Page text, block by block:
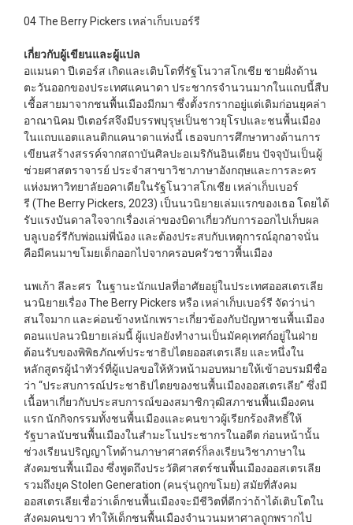
04 The Berry Pickers เหล่าเก็บเบอร์รี
เกี่ยวกับผู้เขียนและผู้แปล
อแมนดา ปีเตอร์ส เกิดและเติบโตที่รัฐโนวาสโกเชีย ชายฝั่งด้าน
ตะวันออกของประเทศแคนาดา ประชากรจำนวนมากในแถบนี้สืบ
เชื้อสายมาจากชนพื้นเมืองมีกมา ซึ่งตั้งรกรากอยู่แต่เดิมก่อนยุคล่า
อาณานิคม ปีเตอร์สจึงมีบรรพบุรุษเป็นชาวยุโรปและชนพื้นเมือง
ในแถบแอตแลนติกแคนาดาแห่งนี้ เธอจบการศึกษาทางด้านการ
เขียนสร้างสรรค์จากสถาบันศิลปะอเมริกันอินเดียน ปัจจุบันเป็นผู้
ช่วยศาสตราจารย์ ประจำสาขาวิชาภาษาอังกฤษและการละคร
แห่งมหาวิทยาลัยอคาเดียในรัฐโนวาสโกเชีย เหล่าเก็บเบอร์
รี (The Berry Pickers, 2023) เป็นนวนิยายเล่มแรกของเธอ โดยได้
รับแรงบันดาลใจจากเรื่องเล่าของบิดาเกี่ยวกับการออกไปเก็บผล
บลูเบอร์รีกับพ่อแม่พี่น้อง และต้องประสบกับเหตุการณ์อุกอาจนั่น
คือมีคนมาขโมยเด็กออกไปจากครอบครัวชาวพื้นเมือง
นพเก้า ลีละศร ในฐานะนักแปลที่อาศัยอยู่ในประเทศออสเตรเลีย
นวนิยายเรื่อง The Berry Pickers หรือ เหล่าเก็บเบอร์รี จัดว่าน่า
สนใจมาก และค่อนข้างหนักเพราะเกี่ยวข้องกับปัญหาชนพื้นเมือง
ตอนแปลนวนิยายเล่มนี้ ผู้แปลยังทำงานเป็นมัคคุเทศก์อยู่ในฝ่าย
ต้อนรับของพิพิธภัณฑ์ประชาธิปไตยออสเตรเลีย และหนึ่งใน
หลักสูตรผู้นำทัวร์ที่ผู้แปลขอให้หัวหน้ามอบหมายให้เข้าอบรมมีชื่อ
ว่า “ประสบการณ์ประชาธิปไตยของชนพื้นเมืองออสเตรเลีย” ซึ่งมี
เนื้อหาเกี่ยวกับประสบการณ์ของสมาชิกวุฒิสภาชนพื้นเมืองคน
แรก นักกิจกรรมทั้งชนพื้นเมืองและคนขาวผู้เรียกร้องสิทธิ์ให้
รัฐบาลนับชนพื้นเมืองในสำมะโนประชากรในอดีต ก่อนหน้านั้น
ช่วงเรียนปริญญาโทด้านภาษาศาสตร์ก็ลงเรียนวิชาภาษาใน
สังคมชนพื้นเมือง ซึ่งพูดถึงประวัติศาสตร์ชนพื้นเมืองออสเตรเลีย
รวมถึงยุค Stolen Generation (คนรุ่นถูกขโมย) สมัยที่สังคม
ออสเตรเลียเชื่อว่าเด็กชนพื้นเมืองจะมีชีวิตที่ดีกว่าถ้าได้เติบโตใน
สังคมคนขาว ทำให้เด็กชนพื้นเมืองจำนวนมหาศาลถูกพรากไป